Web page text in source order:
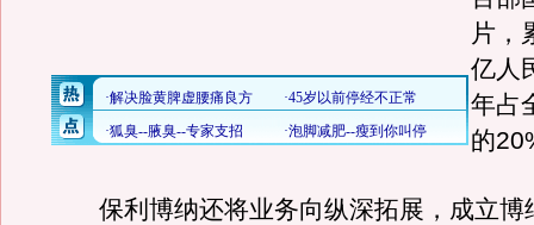
片，
亿人
年占
的
保利博纳还将业务向纵深拓展，成立博